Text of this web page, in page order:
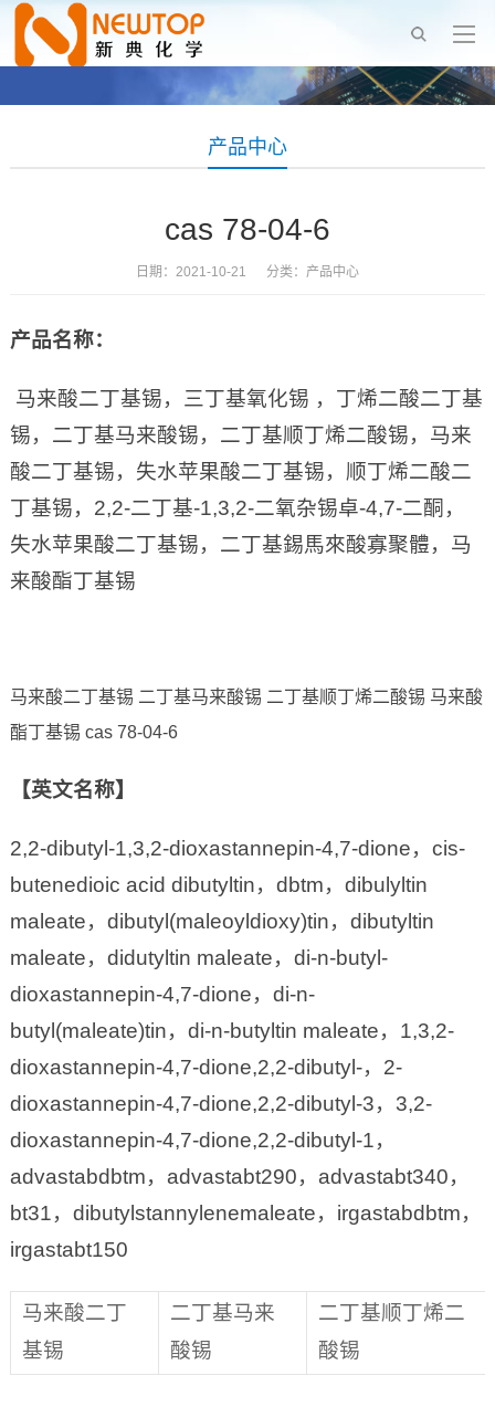
产品中心
cas 78-04-6
日期：2021-10-21 分类： 产品中心
产品名称：
马来酸二丁基锡，三丁基氧化锡 ，丁烯二酸二丁基
锡，二丁基马来酸锡，二丁基顺丁烯二酸锡，马来
酸二丁基锡，失水苹果酸二丁基锡，顺丁烯二酸二
丁基锡，2,2-二丁基-1,3,2-二氧杂锡卓-4,7-二酮，
失水苹果酸二丁基锡，二丁基錫馬來酸寡聚體，马
来酸酯丁基锡
马来酸二丁基锡 二丁基马来酸锡 二丁基顺丁烯二酸锡 马来酸
酯丁基锡 cas 78-04-6
【英文名称】
2,2-dibutyl-1,3,2-dioxastannepin-4,7-dione，cis-
butenedioic acid dibutyltin，dbtm，dibulyltin
maleate，dibutyl(maleoyldioxy)tin，dibutyltin
maleate，didutyltin maleate，di-n-butyl-
dioxastannepin-4,7-dione，di-n-
butyl(maleate)tin，di-n-butyltin maleate，1,3,2-
dioxastannepin-4,7-dione,2,2-dibutyl-，2-
dioxastannepin-4,7-dione,2,2-dibutyl-3，3,2-
dioxastannepin-4,7-dione,2,2-dibutyl-1，
advastabdbtm，advastabt290，advastabt340，
bt31，dibutylstannylenemaleate，irgastabdbtm，
irgastabt150
马来酸二丁
基锡
二丁基马来
酸锡
二丁基顺丁烯二
酸锡